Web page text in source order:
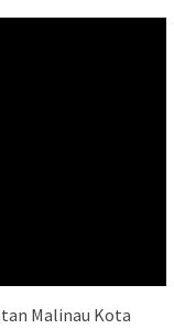
Malinau Kota